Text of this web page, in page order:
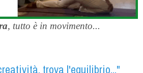
, tutto è in movimento...
trova l'equilibrio..."